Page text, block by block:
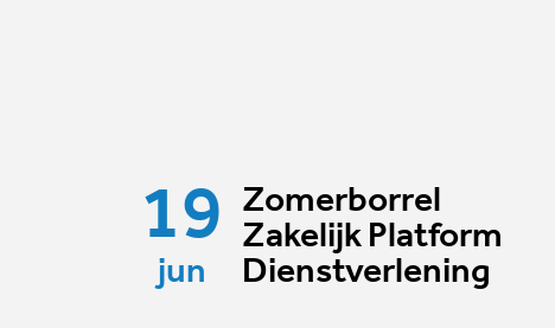
19
jun
Zomerborrel
Zakelijk Platform
Dienstverlening